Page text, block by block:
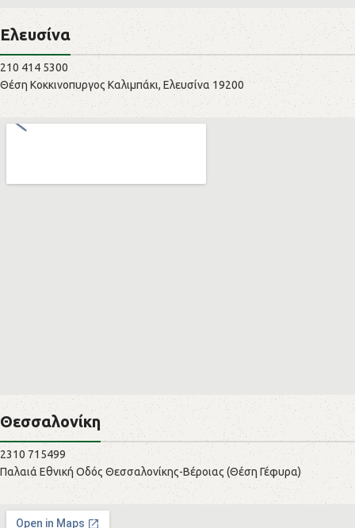
Ελευσίνα
210 414 5300
Θέση Κοκκινοπυργος Καλιμπάκι, Ελευσίνα 19200
Θεσσαλονίκη
2310 715499
Παλαιά Εθνική Οδός Θεσσαλονίκης-Βέροιας (Θέση Γέφυρα)